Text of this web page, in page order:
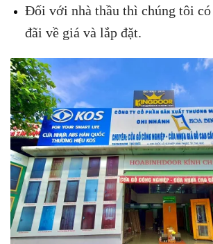
Đối với nhà thầu thì chúng tôi có
đãi về giá và lắp đặt.